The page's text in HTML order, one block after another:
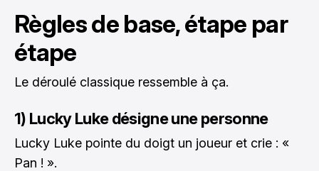
Règles de base, étape par
étape
Le déroulé classique ressemble à ça.
1) Lucky Luke désigne une personne
Lucky Luke pointe du doigt un joueur et crie : «
Pan ! ».